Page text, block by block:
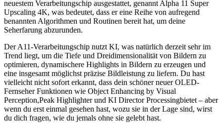
neuestem Verarbeitungschip ausgestattet, genannt Alpha 11 Super
Upscaling 4K, was bedeutet, dass er eine Reihe von aufregend
benannten Algorithmen und Routinen bereit hat, um deine
Seherfarung abzurunden.
Der A11-Verarbeitungschip nutzt KI, was natürlich derzeit sehr im
Trend liegt, um die Tiefe und Dreidimensionalität von Bildern zu
optimieren, dynamischere Highlights in Bildern zu erzeugen und
eine insgesamt möglichst präzise Bildleistung zu liefern. Du hast
vielleicht nicht sofort erkannt, dass dein schöner neuer OLED-
Fernseher Funktionen wie Object Enhancing by Visual
Perception,Peak Highlighter und KI Director Processingbietet – aber
wenn du erst einmal gesehen hast, wozu sie in der Lage sind, wirst
du dich fragen, wie du jemals ohne sie gelebt hast.